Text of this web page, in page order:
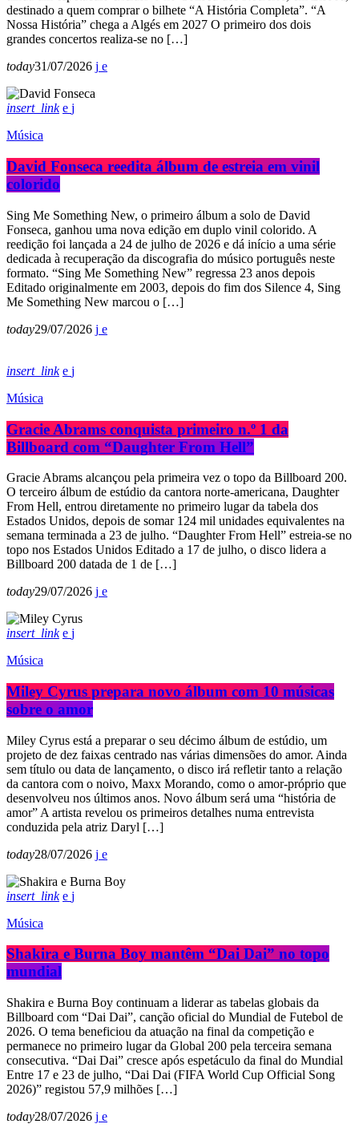
destinado a quem comprar o bilhete “A História Completa”. “A
Nossa História” chega a Algés em 2027 O primeiro dos dois
grandes concertos realiza-se no […]
today31/07/2026
insert_link
Música
David Fonseca reedita álbum de estreia em vinil
colorido
Sing Me Something New, o primeiro álbum a solo de David
Fonseca, ganhou uma nova edição em duplo vinil colorido. A
reedição foi lançada a 24 de julho de 2026 e dá início a uma série
dedicada à recuperação da discografia do músico português neste
formato. “Sing Me Something New” regressa 23 anos depois
Editado originalmente em 2003, depois do fim dos Silence 4, Sing
Me Something New marcou o […]
today29/07/2026
insert_link
Música
Gracie Abrams conquista primeiro n.º 1 da
Billboard com “Daughter From Hell”
Gracie Abrams alcançou pela primeira vez o topo da Billboard 200.
O terceiro álbum de estúdio da cantora norte-americana, Daughter
From Hell, entrou diretamente no primeiro lugar da tabela dos
Estados Unidos, depois de somar 124 mil unidades equivalentes na
semana terminada a 23 de julho. “Daughter From Hell” estreia-se no
topo nos Estados Unidos Editado a 17 de julho, o disco lidera a
Billboard 200 datada de 1 de […]
today29/07/2026
insert_link
Música
Miley Cyrus prepara novo álbum com 10 músicas
sobre o amor
Miley Cyrus está a preparar o seu décimo álbum de estúdio, um
projeto de dez faixas centrado nas várias dimensões do amor. Ainda
sem título ou data de lançamento, o disco irá refletir tanto a relação
da cantora com o noivo, Maxx Morando, como o amor-próprio que
desenvolveu nos últimos anos. Novo álbum será uma “história de
amor” A artista revelou os primeiros detalhes numa entrevista
conduzida pela atriz Daryl […]
today28/07/2026
insert_link
Música
Shakira e Burna Boy mantêm “Dai Dai” no topo
mundial
Shakira e Burna Boy continuam a liderar as tabelas globais da
Billboard com “Dai Dai”, canção oficial do Mundial de Futebol de
2026. O tema beneficiou da atuação na final da competição e
permanece no primeiro lugar da Global 200 pela terceira semana
consecutiva. “Dai Dai” cresce após espetáculo da final do Mundial
Entre 17 e 23 de julho, “Dai Dai (FIFA World Cup Official Song
2026)” registou 57,9 milhões […]
today28/07/2026